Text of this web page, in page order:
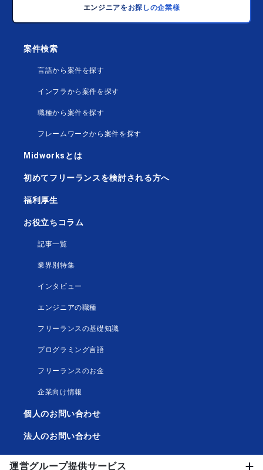
エンジニアをお探しの企業様
案件検索
言語から案件を探す
インフラから案件を探す
職種から案件を探す
フレームワークから案件を探す
Midworksとは
初めてフリーランスを検討される方へ
福利厚生
お役立ちコラム
記事一覧
業界別特集
インタビュー
エンジニアの職種
フリーランスの基礎知識
プログラミング言語
フリーランスのお金
企業向け情報
個人のお問い合わせ
法人のお問い合わせ
運営グループ提供サービス